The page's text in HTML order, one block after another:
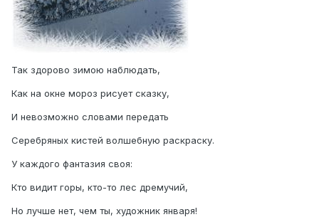
Так здорово зимою наблюдать,
Как на окне мороз рисует сказку,
И невозможно словами передать
Серебряных кистей волшебную раскраску.
У каждого фантазия своя:
Кто видит горы, кто-то лес дремучий,
Но лучше нет, чем ты, художник января!